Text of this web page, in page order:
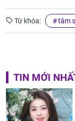
Từ khóa: tâm
TIN MỚI